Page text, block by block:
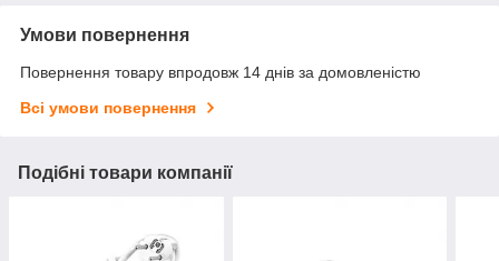
Умови повернення
Повернення товару впродовж 14 днів за домовленістю
Всі умови повернення
Подібні товари компанії